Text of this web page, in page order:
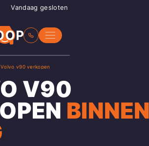
Vandaag gesloten
Volvo v90 verkopen
V90